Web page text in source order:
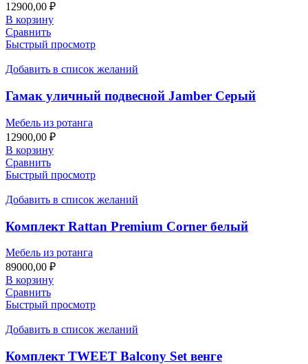
12900,00 ₽
В корзину
Сравнить
Быстрый просмотр
Добавить в список желаний
Гамак уличный подвесной Jamber Серый
Мебель из ротанга
12900,00 ₽
В корзину
Сравнить
Быстрый просмотр
Добавить в список желаний
Комплект Rattan Premium Corner белый
Мебель из ротанга
89000,00 ₽
В корзину
Сравнить
Быстрый просмотр
Добавить в список желаний
Комплект TWEET Balcony Set венге